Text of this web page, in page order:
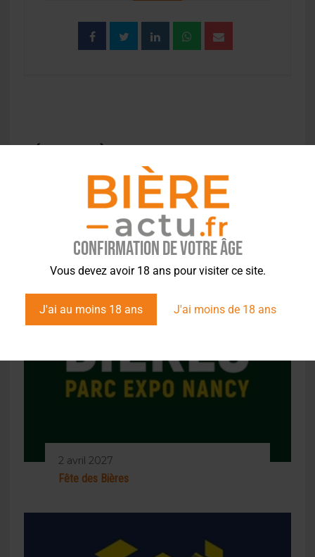
Confirmation de votre âge
Vous devez avoir 18 ans pour visiter ce site.
J'ai au moins 18 ans J'ai moins de 18 ans
2 avril 2027
Fête des Bières